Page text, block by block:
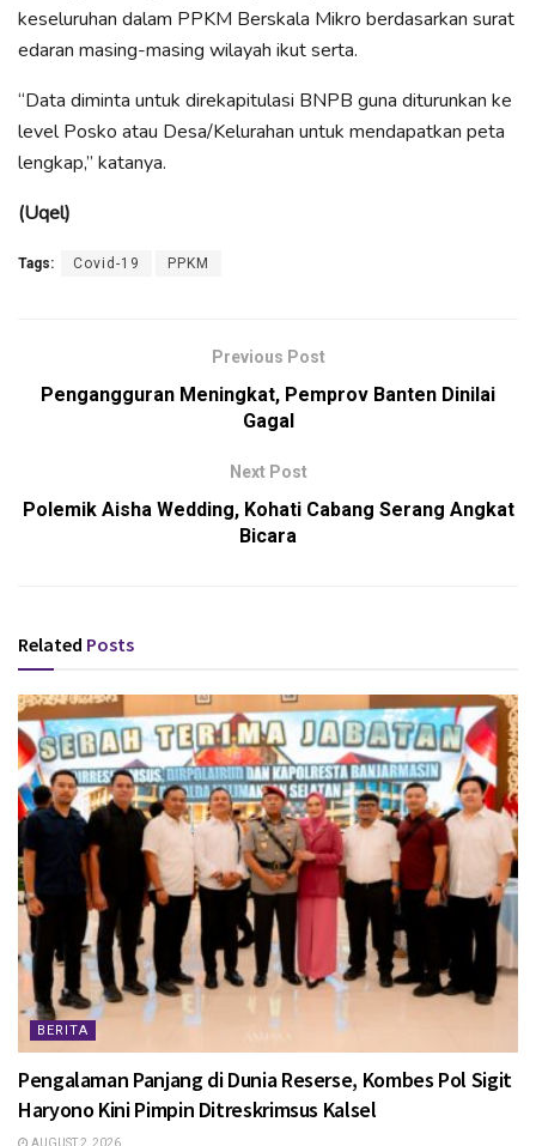
keseluruhan dalam PPKM Berskala Mikro berdasarkan surat
edaran masing-masing wilayah ikut serta.
“Data diminta untuk direkapitulasi BNPB guna diturunkan ke
level Posko atau Desa/Kelurahan untuk mendapatkan peta
lengkap,” katanya.
(Uqel)
Tags: Covid-19 PPKM
Previous Post
Pengangguran Meningkat, Pemprov Banten Dinilai
Gagal
Next Post
Polemik Aisha Wedding, Kohati Cabang Serang Angkat
Bicara
Related Posts
BERITA
Pengalaman Panjang di Dunia Reserse, Kombes Pol Sigit
Haryono Kini Pimpin Ditreskrimsus Kalsel
AUGUST 2, 2026